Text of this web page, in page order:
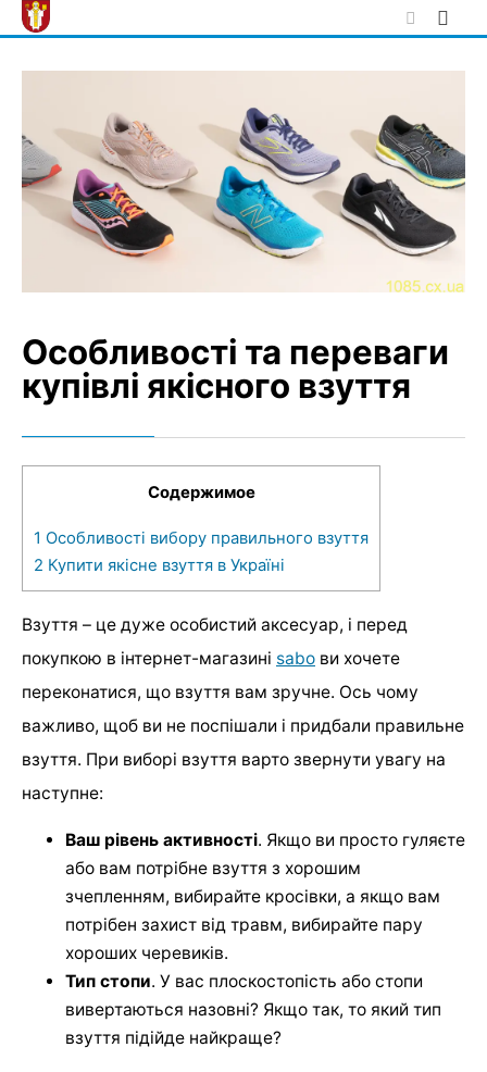
Skip
to
Особливості та переваги
купівлі якісного взуття
Содержимое
1 Особливості вибору правильного взуття
2 Купити якісне взуття в Україні
Взуття – це дуже особистий аксесуар, і перед
покупкою в інтернет-магазині sabo ви хочете
переконатися, що взуття вам зручне. Ось чому
важливо, щоб ви не поспішали і придбали правильне
взуття. При виборі взуття варто звернути увагу на
наступне:
Ваш рівень активності. Якщо ви просто гуляєте
або вам потрібне взуття з хорошим
зчепленням, вибирайте кросівки, а якщо вам
потрібен захист від травм, вибирайте пару
хороших черевиків.
Тип стопи. У вас плоскостопість або стопи
вивертаються назовні? Якщо так, то який тип
взуття підійде найкраще?